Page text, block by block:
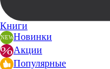
Книги
Новинки
Акции
Популярные